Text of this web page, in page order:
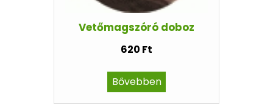
Vetőmagszóró doboz
620 Ft
Bővebben